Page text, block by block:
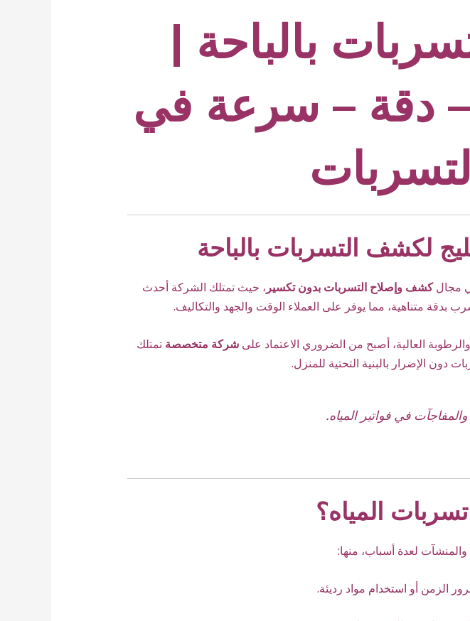
بالباحة |
– دقة – سرعة في
لكشف التسربات بالباحة
مجالكشف وإصلاح التسربات بدون تكسير، حيث تمتلك الشركة أحدث
بدقة متناهية، مما يوفر على العملاء الوقت والجهد والتكاليف.
والرطوبة العالية، أصبح من الضروري الاعتماد على شركة متخصصة تمتلك
دون الإضرار بالبنية التحتية للمنزل.
في فواتير المياه.
المياه؟
لعدة أسباب، منها:
الزمن أو استخدام مواد رديئة.